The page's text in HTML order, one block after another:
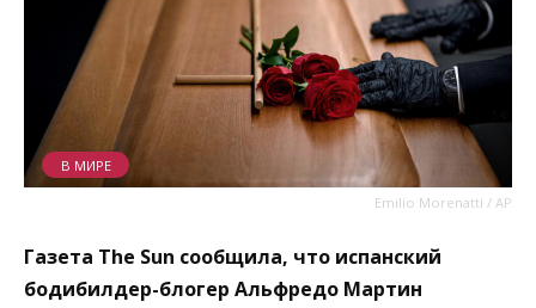
Emilio Morenatti / AP
В МИРЕ
Газета The Sun сообщила, что испанский
бодибилдер-блогер Альфредо Мартин